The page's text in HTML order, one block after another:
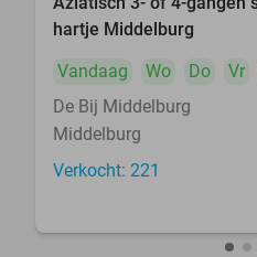
hartje Middelburg
Vandaag
Wo Do Vr
De Bij Middelburg
Middelburg
Verkocht: 221